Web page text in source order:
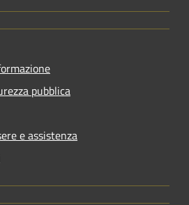
pubblica
e assistenza